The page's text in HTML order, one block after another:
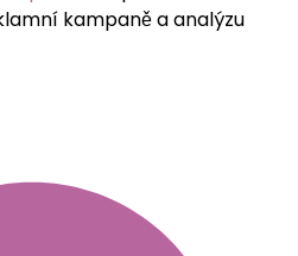
kampaně a analýzu